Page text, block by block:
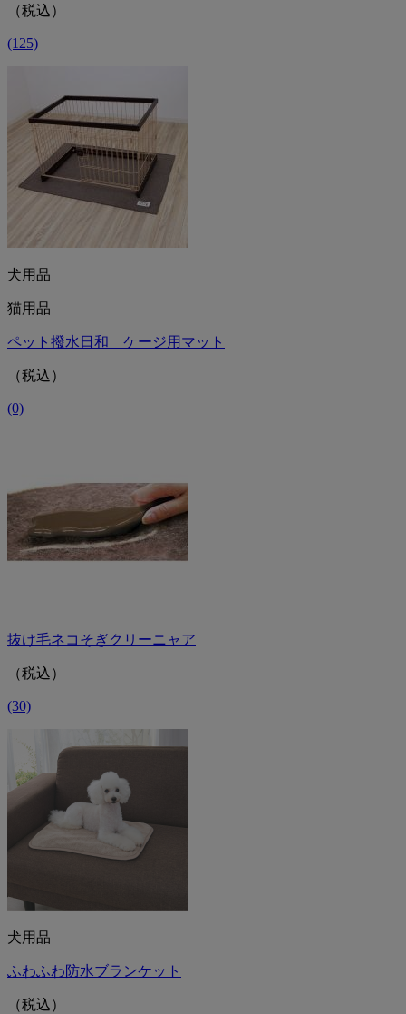
（税込）
(125)
犬用品
猫用品
ペット撥水日和 ケージ用マット
（税込）
(0)
抜け毛ネコそぎクリーニャア
（税込）
(30)
犬用品
ふわふわ防水ブランケット
（税込）